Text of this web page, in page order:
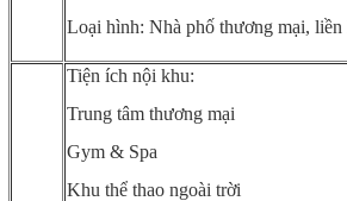
Loại hình: Nhà phố thương mại, liền
Tiện ích nội khu:
Trung tâm thương mại
Gym & Spa
Khu thể thao ngoài trời